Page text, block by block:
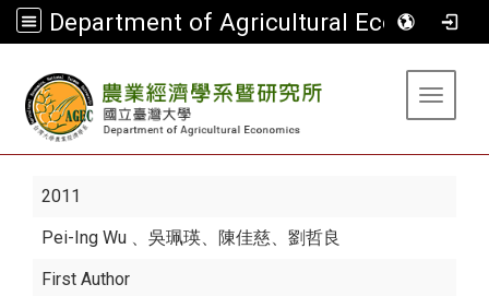
Department of Agricultural Economics
Toggle
2011
Pei-Ing Wu 、吳珮瑛、陳佳慈、劉哲良
First Author